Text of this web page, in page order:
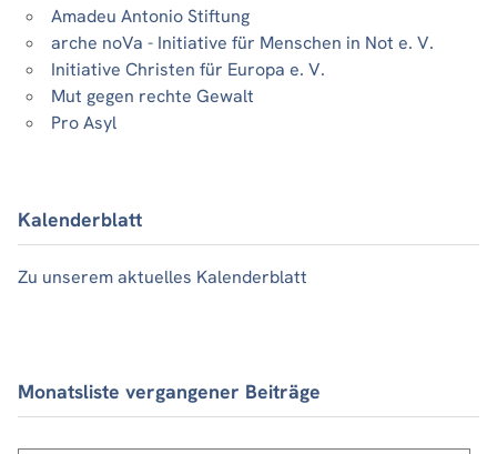
Amadeu Antonio Stiftung
arche noVa - Initiative für Menschen in Not e. V.
Initiative Christen für Europa e. V.
Mut gegen rechte Gewalt
Pro Asyl
Kalenderblatt
Zu unserem aktuelles Kalenderblatt
Monatsliste vergangener Beiträge
Monatsliste